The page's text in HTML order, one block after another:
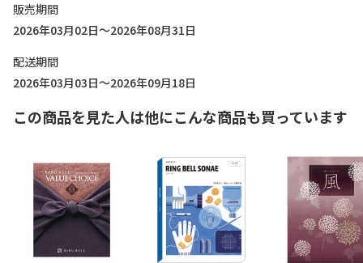
販売期間
2026年03月02日～2026年08月31日
配送期間
2026年03月03日～2026年09月18日
この商品を見た人は他にこんな商品も買っています